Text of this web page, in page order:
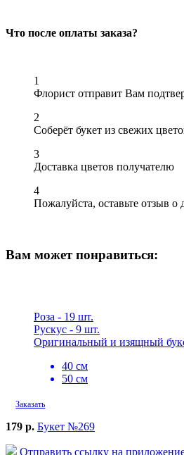
Что после оплаты заказа?
1
Флорист отправит Вам
2
Соберёт букет из свежих
3
Доставка цветов получателю
4
Пожалуйста, оставьте отзыв о
Вам может понравиться:
Роза - 19 шт.
Рускус - 9 шт.
Оригинальный и изящный
40 см
50 см
Заказать
179 р. Букет №269
Отправить ссылку на